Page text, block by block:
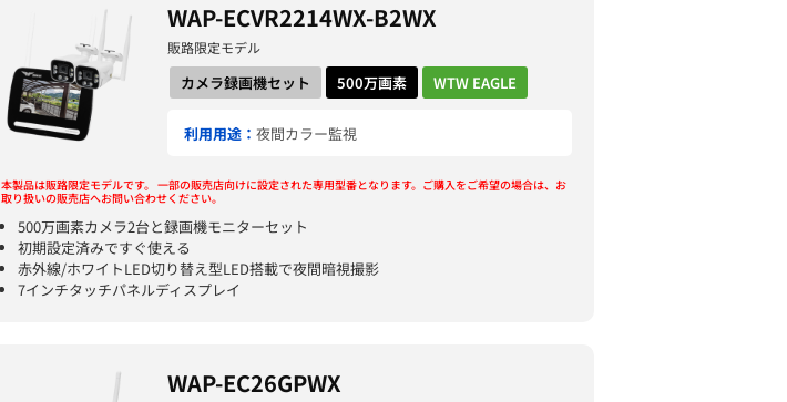
WAP-ECVR2214WX-B2WX
販路限定モデル
カメラ録画機セット 500万画素 WTW EAGLE
利用用途： 夜間カラー監視
本製品は販路限定モデルです。 一部の販売店向けに設定された専用型番となります。ご購入をご希望の場合は、お
取り扱いの販売店へお問い合わせください。
500万画素カメラ2台と録画機モニターセット
初期設定済みですぐ使える
赤外線/ホワイトLED切り替え型LED搭載で夜間暗視撮影
7インチタッチパネルディスプレイ
WAP-EC26GPWX